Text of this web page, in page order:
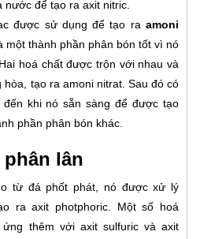
để tạo ra axit nitric.
được sử dụng để tạo raamoni
một thành phần phân bón tốt vì nó
hoá chất được trộn với nhau và
tạo ra amoni nitrat. Sau đó có
khi nó sẵn sàng để được tạo
phần phân bón khác.
lân
từ đá phốt phát, nó được xử lý
ra axit photphoric. Một số hoá
thêm với axit sulfuric và axit